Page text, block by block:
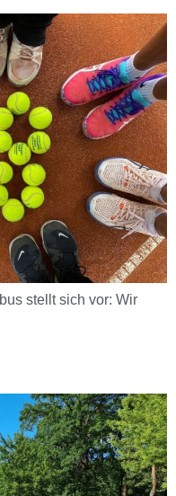
stellt sich vor: Wir